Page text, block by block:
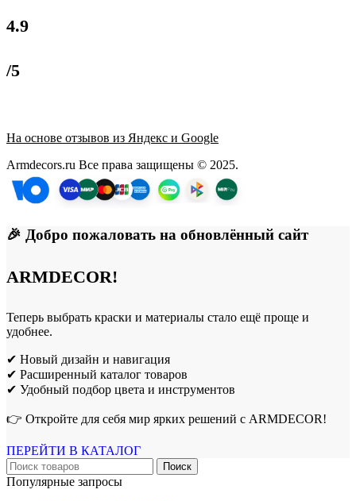
4.9
/5
На основе отзывов из Яндекс и Google
Armdecors.ru Все права защищены © 2025. ​
🎉 Добро пожаловать на обновлённый сайт
ARMDECOR!
Теперь выбрать краски и материалы стало ещё проще и
удобнее.
✔ Новый дизайн и навигация
✔ Расширенный каталог товаров
✔ Удобный подбор цвета и инструментов
👉 Откройте для себя мир ярких решений с ARMDECOR!
ПЕРЕЙТИ В КАТАЛОГ
Поиск
Популярные запросы